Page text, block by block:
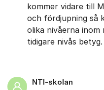
kommer vidare till
och fördjupning så
olika nivåerna inom
tidigare nivås betyg.
NTI-skolan